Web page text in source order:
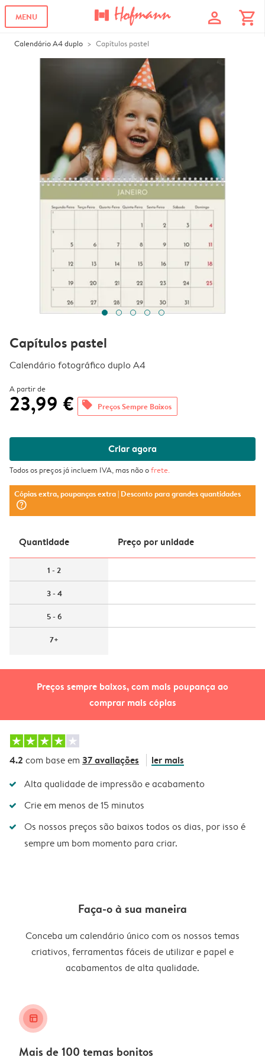
MENU profile shopping_cart
Calendário A4 duplo Capítulos pastel
Preços sempre baixos, com mais poupança ao
comprar mais cópias
Capítulos pastel
Calendário fotográfico duplo A4
A partir de
23,99 € offers Preços Sempre Baixos
Criar agora
Todos os preços já incluem IVA, mas não ofrete.
Cópias extra, poupanças extra| Desconto para grandes quantidades
question_mark_circle
Quantidade Preço por unidade
1 - 2
3 - 4
5 - 6
7+
4.2 com base em 37 avaliações ler mais
Alta qualidade de impressão e acabamento
Crie em menos de 15 minutos
Os nossos preços são baixos todos os dias, por isso é
sempre um bom momento para criar.
Faça-o à sua maneira
Conceba um calendário único com os nossos temas
criativos, ferramentas fáceis de utilizar e papel e
acabamentos de alta qualidade.
layout_alt
Mais de 100 temas bonitos